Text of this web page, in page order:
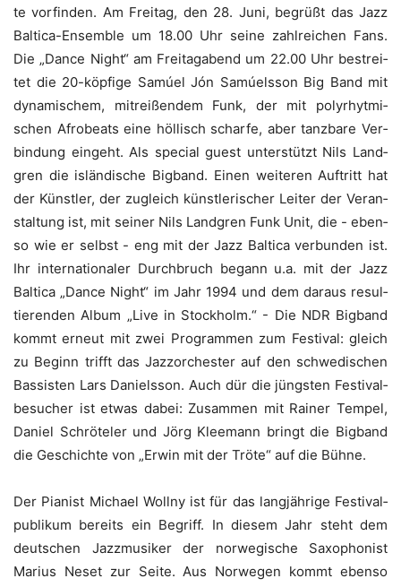
te vor­fin­den. Am Frei­tag, den 28. Juni, begrüßt das Jazz
Bal­ti­ca-Ensem­ble um 18.00 Uhr sei­ne zahl­rei­chen Fans.
Die „Dance Night“ am Frei­tag­abend um 22.00 Uhr bestrei­
tet die 20-köp­fi­ge Samúel Jón Samúels­son Big Band mit
dyna­mi­schem, mit­rei­ßen­dem Funk, der mit poly­rhyt­mi­
schen Afro­beats eine höl­lisch schar­fe, aber tanz­ba­re Ver­
bin­dung ein­geht. Als spe­cial guest unter­stützt Nils Land­
gren die islän­di­sche Big­band. Einen wei­te­ren Auf­tritt hat
der Künst­ler, der zugleich künst­le­ri­scher Lei­ter der Ver­an­
stal­tung ist, mit sei­ner Nils Land­gren Funk Unit, die - eben­
so wie er selbst - eng mit der Jazz Bal­ti­ca ver­bun­den ist.
Ihr inter­na­tio­na­ler Durch­bruch begann u.a. mit der Jazz
Bal­ti­ca „Dance Night“ im Jahr 1994 und dem dar­aus resul­
tie­ren­den Album „Live in Stock­holm.“ - Die NDR Big­band
kommt erneut mit zwei Pro­gram­men zum Fes­ti­val: gleich
zu Beginn trifft das Jazz­or­ches­ter auf den schwe­di­schen
Bas­sis­ten Lars Dani­els­son. Auch dür die jüngs­ten Fes­ti­val­
be­su­cher ist etwas dabei: Zusam­men mit Rai­ner Tem­pel,
Dani­el Schrö­te­ler und Jörg Klee­mann bringt die Big­band
die Geschich­te von „Erwin mit der Trö­te“ auf die Bühne.
Der Pia­nist Micha­el Woll­ny ist für das lang­jäh­ri­ge Fes­ti­val­
pu­bli­kum bereits ein Begriff. In die­sem Jahr steht dem
deut­schen Jazz­mu­si­ker der nor­we­gi­sche Saxo­pho­nist
Mari­us Neset zur Sei­te. Aus Nor­we­gen kommt eben­so